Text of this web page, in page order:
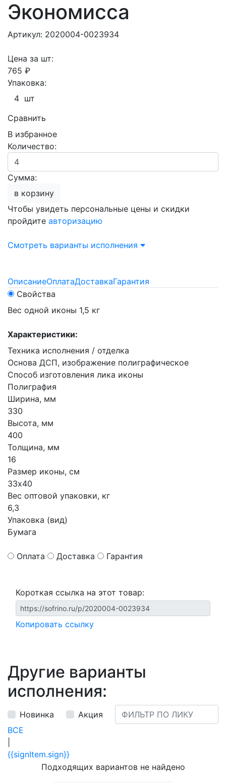
Экономисса
Артикул: 2020004-0023934
Цена за шт:
765 ₽
Упаковка:
4 шт
Сравнить
В избранное
Количество:
Сумма:
в корзину
Чтобы увидеть персональные цены и скидки
пройдите авторизацию
Смотреть варианты исполнения
ОписаниеОплатаДоставкаГарантия
Свойства
Вес одной иконы 1,5 кг
Характеристики:
Техника исполнения / отделка
Основа ДСП, изображение полиграфическое
Способ изготовления лика иконы
Полиграфия
Ширина, мм
330
Высота, мм
400
Толщина, мм
16
Размер иконы, см
33х40
Вес оптовой упаковки, кг
6,3
Упаковка (вид)
Бумага
Оплата Доставка Гарантия
Короткая ссылка на этот товар:
Копировать ссылку
Другие варианты
исполнения:
Новинка
Акция
ВСЕ
{{signItem.sign}}
Подходящих вариантов не найдено